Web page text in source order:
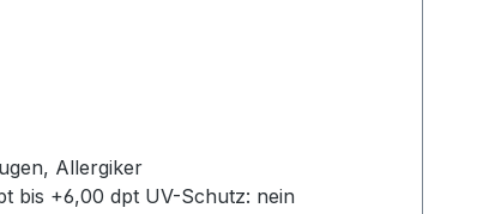
bis +6,00 dpt UV-Schutz: nein